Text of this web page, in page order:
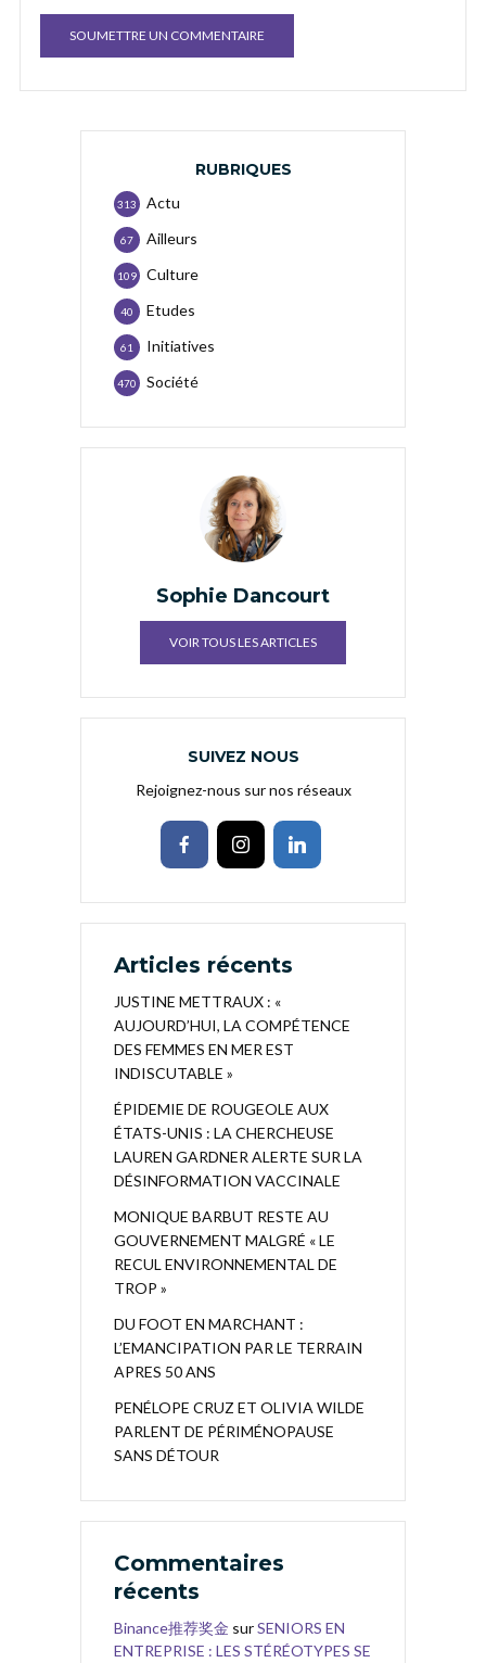
RUBRIQUES
Actu
313
Ailleurs
67
Culture
109
Etudes
40
Initiatives
61
Société
470
Sophie Dancourt
VOIR TOUS LES ARTICLES
SUIVEZ NOUS
Rejoignez-nous sur nos réseaux
Articles récents
JUSTINE METTRAUX : «
AUJOURD’HUI, LA COMPÉTENCE
DES FEMMES EN MER EST
INDISCUTABLE »
ÉPIDEMIE DE ROUGEOLE AUX
ÉTATS-UNIS : LA CHERCHEUSE
LAUREN GARDNER ALERTE SUR LA
DÉSINFORMATION VACCINALE
MONIQUE BARBUT RESTE AU
GOUVERNEMENT MALGRÉ « LE
RECUL ENVIRONNEMENTAL DE
TROP »
DU FOOT EN MARCHANT :
L’EMANCIPATION PAR LE TERRAIN
APRES 50 ANS
PENÉLOPE CRUZ ET OLIVIA WILDE
PARLENT DE PÉRIMÉNOPAUSE
SANS DÉTOUR
Commentaires
récents
Binance推荐奖金 surSENIORS EN
ENTREPRISE : LES STÉRÉOTYPES SE